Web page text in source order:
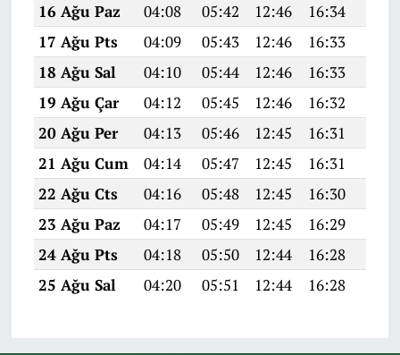
16 Ağu Paz
04:08 05:42 12:46 16:34
17 Ağu Pts
04:09 05:43 12:46 16:33
18 Ağu Sal
04:10 05:44 12:46 16:33
19 Ağu Çar
04:12 05:45 12:46 16:32
20 Ağu Per
04:13 05:46 12:45 16:31
21 Ağu Cum
04:14 05:47 12:45 16:31
22 Ağu Cts
04:16 05:48 12:45 16:30
23 Ağu Paz
04:17 05:49 12:45 16:29
24 Ağu Pts
04:18 05:50 12:44 16:28
25 Ağu Sal
04:20 05:51 12:44 16:28